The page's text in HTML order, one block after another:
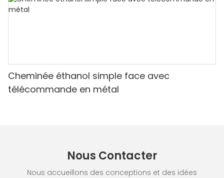
Cheminée éthanol simple face avec
télécommande en métal
Nous Contacter
Nous accueillons des conceptions et des idées